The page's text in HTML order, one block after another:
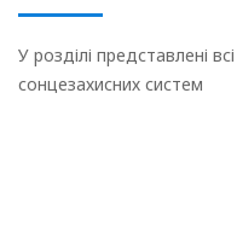
У розділі представлені
сонцезахисних систем